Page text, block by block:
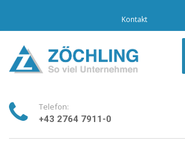
Kontakt
Telefon:
+43 2764 7911-0